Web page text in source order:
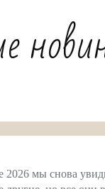
2026 мы снова